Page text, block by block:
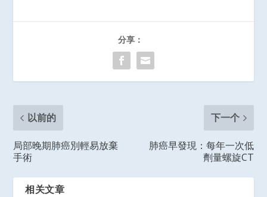
分享：
以前的
局部晚期肺癌別輕易放棄
手術
下一个
肺癌早發現：每年一次低
劑量螺旋CT
相关文章